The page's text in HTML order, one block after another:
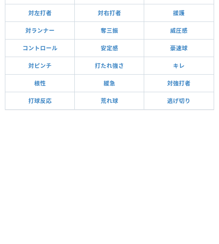
対左打者 対右打者 援護
対ランナー 奪三振 威圧感
コントロール 安定感 豪速球
対ピンチ 打たれ強さ キレ
根性 緩急 対強打者
打球反応 荒れ球 逃げ切り